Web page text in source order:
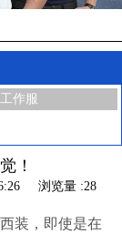
工作服
！
浏览量 :28
装，即使是在